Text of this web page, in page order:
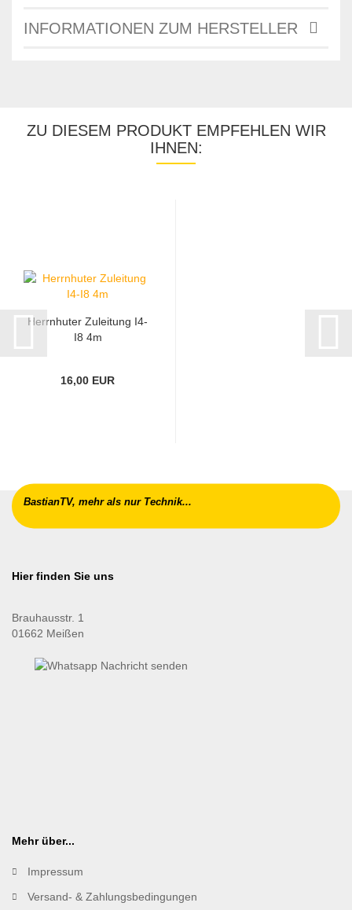
INFORMATIONEN ZUM HERSTELLER
ZU DIESEM PRODUKT EMPFEHLEN WIR
IHNEN:
Herrnhuter Zuleitung I4-
I8 4m
16,00 EUR
BastianTV, mehr als nur Technik...
Hier finden Sie uns
Brauhausstr. 1
01662 Meißen
Mehr über...
Impressum
Versand- & Zahlungsbedingungen